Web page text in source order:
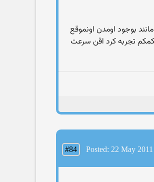
بوجود اومدن اونموقع
تجربه کرد اقن سرعت
#84 Posted: 22 May